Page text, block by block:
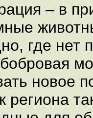
– в
где нет
новое
региона